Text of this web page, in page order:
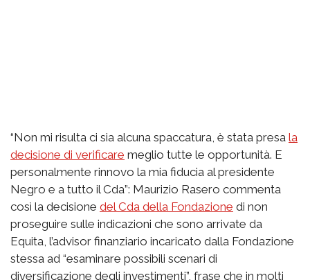
“Non mi risulta ci sia alcuna spaccatura, è stata presa la
decisione di verificare meglio tutte le opportunità. E
personalmente rinnovo la mia fiducia al presidente
Negro e a tutto il Cda”: Maurizio Rasero commenta
così la decisione del Cda della Fondazione di non
proseguire sulle indicazioni che sono arrivate da
Equita, l’advisor finanziario incaricato dalla Fondazione
stessa ad “esaminare possibili scenari di
diversificazione degli investimenti”, frase che in molti